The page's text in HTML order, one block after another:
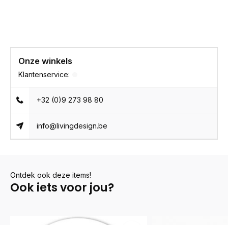
Onze winkels
Klantenservice:
+32 (0)9 273 98 80
info@livingdesign.be
Ontdek ook deze items!
Ook iets voor jou?